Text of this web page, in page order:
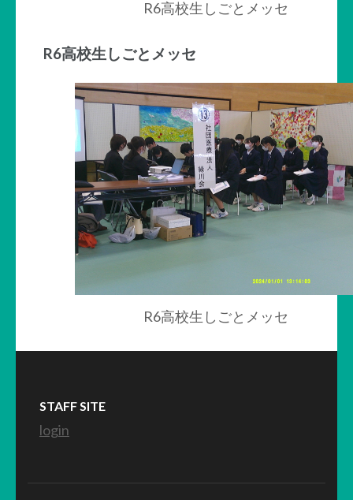
R6高校生しごとメッセ
R6高校生しごとメッセ
R6高校生しごとメッセ
STAFF SITE
login